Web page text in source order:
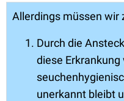
Allerdings müssen wir
Durch die
diese
unerkannt bleibt